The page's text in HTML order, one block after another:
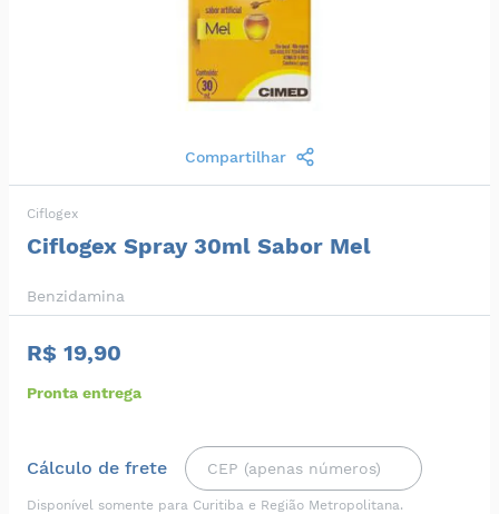
Compartilhar
Ciflogex
Ciflogex Spray 30ml Sabor Mel
Benzidamina
R$ 19,90
Pronta entrega
Cálculo de frete
Disponível somente para Curitiba e Região Metropolitana.